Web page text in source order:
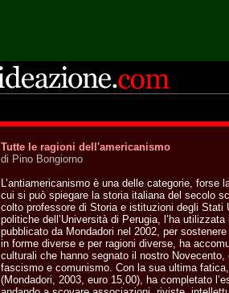
Tutte le ragioni dell'americanismo
di Pino Bongiorno
L’antiamericanismo è una delle categorie, forse
cui si può spiegare la storia italiana del secolo
colto professore di Storia e istituzioni degli Stati
politiche dell’Università di Perugia, l’ha
pubblicato da Mondadori nel 2002, per
in forme diverse e per ragioni diverse, ha
culturali che hanno segnato il nostro
fascismo e comunismo. Con la sua ultima
(Mondadori, 2003, euro 15,00), ha completato